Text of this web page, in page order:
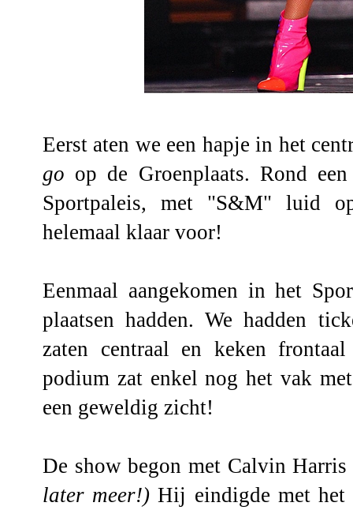
Eerst aten we een hapje in het
go op de Groenplaats. Rond
Sportpaleis, met "S&M" luid
helemaal klaar voor!
Eenmaal aangekomen in het
plaatsen hadden. We hadden
zaten centraal en keken
podium zat enkel nog het vak
een geweldig zicht!
De show begon met Calvin
later meer!) Hij eindigde met